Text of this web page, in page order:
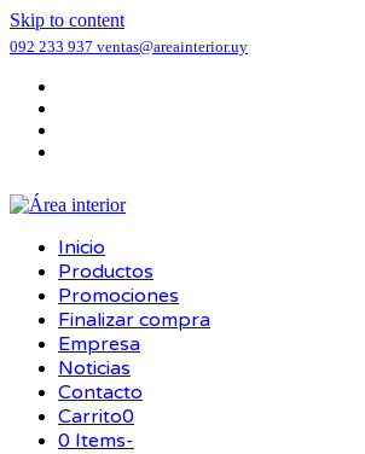
Skip to content
092 233 937 ventas@areainterior.uy
Inicio
Productos
Promociones
Finalizar compra
Empresa
Noticias
Contacto
Carrito0
0 Items-